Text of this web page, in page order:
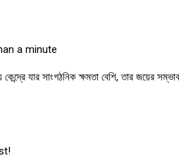
a minute
যার সাংগঠনিক ক্ষমতা বেশি, তার জয়ের